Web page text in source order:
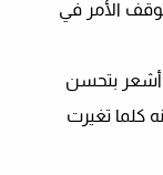
الأمر في
أشعر بتحسن
كلما تغيرت